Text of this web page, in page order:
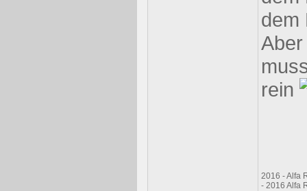
dem
rein
2016 - Alfa
- 2016 Alfa